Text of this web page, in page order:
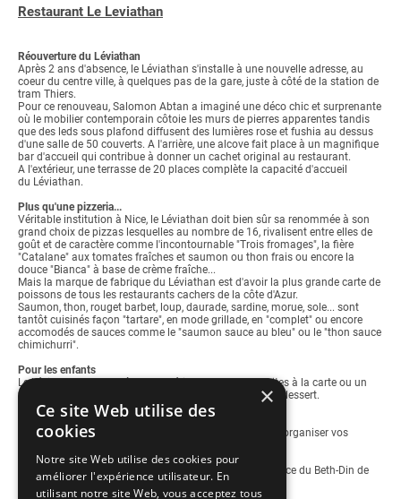
Restaurant Le Leviathan
Réouverture du Léviathan
Après 2 ans d'absence, le Léviathan s'installe à une nouvelle adresse, au
coeur du centre ville, à quelques pas de la gare, juste à côté de la station de
tram Thiers.
Pour ce renouveau, Salomon Abtan a imaginé une déco chic et surprenante
où le mobilier contemporain côtoie les murs de pierres apparentes tandis
que des leds sous plafond diffusent des lumières rose et fushia au dessus
d'une salle de 50 couverts. A l'arrière, une alcove fait place à un magnifique
bar d'accueil qui contribue à donner un cachet original au restaurant.
A l'extérieur, une terrasse de 20 places complète la capacité d'accueil
du Léviathan.
Plus qu'une pizzeria...
Véritable institution à Nice, le Léviathan doit bien sûr sa renommée à son
grand choix de pizzas lesquelles au nombre de 16, rivalisent entre elles de
goût et de caractère comme l'incontournable "Trois fromages", la fière
"Catalane" aux tomates fraîches et saumon ou thon frais ou encore la
douce "Bianca" à base de crème fraîche...
Mais la marque de fabrique du Léviathan est d'avoir la plus grande carte de
poissons de tous les restaurants cachers de la côte d'Azur.
Saumon, thon, rouget barbet, loup, daurade, sardine, morue, sole... sont
tantôt cuisinés façon "tartare", en mode grillade, en "complet" ou encore
accomodés de sauces comme le "saumon sauce au bleu" ou le "thon sauce
chimichurri".
Pour les enfants
Le Léviathan s'adapte à leur appétit et propose des frites à la carte ou un
menu spécial à 10 € composé d'une mini pizza et d'un dessert.
Privatisation du restaurant
Bénéficiez d'un cadre contemporain et spacieux pour y organiser vos
Le Léviathan est un restaurant cacher sous la surveillance du Beth-Din de
Nice.
×
Ce site Web utilise des
cookies
Notre site Web utilise des cookies pour
améliorer l'expérience utilisateur. En
utilisant notre site Web, vous acceptez tous